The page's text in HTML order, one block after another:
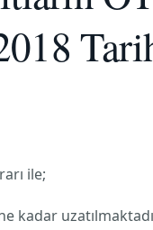
ile;
kadar